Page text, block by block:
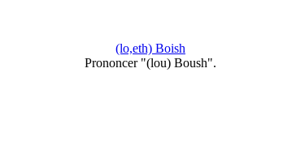
(lo,eth) Boish
Prononcer "(lou) Boush".